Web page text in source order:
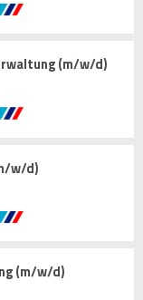
(m/w/d)
w/d)
(m/w/d)